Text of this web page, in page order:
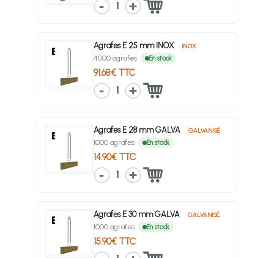
1
Agrafes E 25 mm INOX INOX
4000 agrafes En stock
91.68€ TTC
1
Agrafes E 28 mm GALVA GALVANISÉ
1000 agrafes En stock
14.90€ TTC
1
Agrafes E 30 mm GALVA GALVANISÉ
1000 agrafes En stock
15.90€ TTC